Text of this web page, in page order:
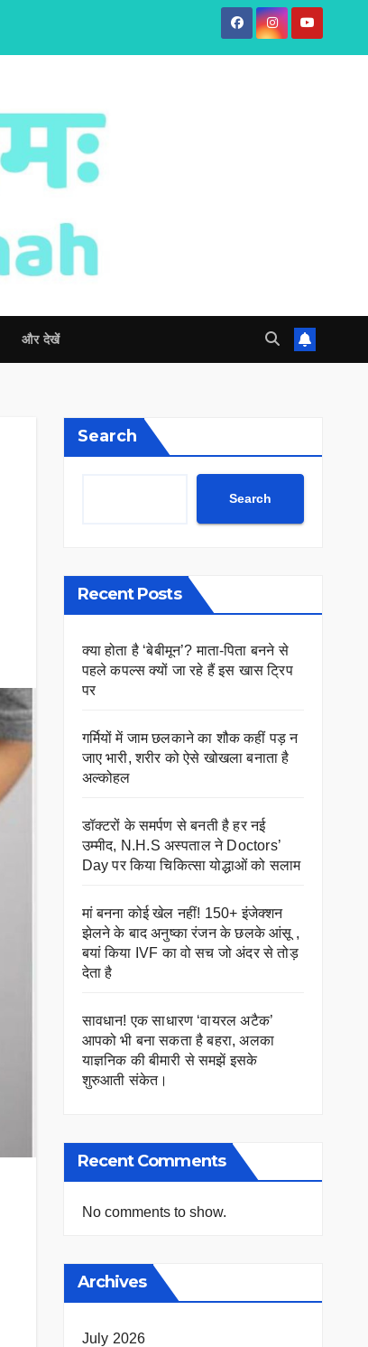
और देखें
Search
Search
Recent Posts
क्या होता है ‘बेबीमून’? माता-पिता बनने से
पहले कपल्स क्यों जा रहे हैं इस खास ट्रिप
पर
गर्मियों में जाम छलकाने का शौक कहीं पड़ न
जाए भारी, शरीर को ऐसे खोखला बनाता है
अल्कोहल
डॉक्टरों के समर्पण से बनती है हर नई
उम्मीद, N.H.S अस्पताल ने Doctors’
Day पर किया चिकित्सा योद्धाओं को सलाम
मां बनना कोई खेल नहीं! 150+ इंजेक्शन
झेलने के बाद अनुष्का रंजन के छलके आंसू ,
बयां किया IVF का वो सच जो अंदर से तोड़
देता है
सावधान! एक साधारण ‘वायरल अटैक’
आपको भी बना सकता है बहरा, अलका
याज्ञनिक की बीमारी से समझें इसके
शुरुआती संकेत।
Recent Comments
No comments to show.
Archives
July 2026